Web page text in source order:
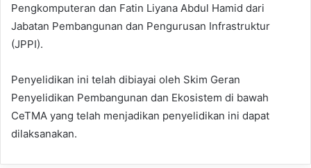
Pengkomputeran dan Fatin Liyana Abdul Hamid dari
Jabatan Pembangunan dan Pengurusan Infrastruktur
(JPPI).
Penyelidikan ini telah dibiayai oleh Skim Geran
Penyelidikan Pembangunan dan Ekosistem di bawah
CeTMA yang telah menjadikan penyelidikan ini dapat
dilaksanakan.